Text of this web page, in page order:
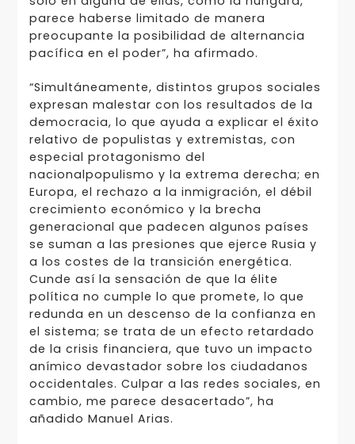
parece haberse limitado de manera
preocupante la posibilidad de alternancia
pacífica en el poder”, ha afirmado.
“Simultáneamente, distintos grupos sociales
expresan malestar con los resultados de la
democracia, lo que ayuda a explicar el éxito
relativo de populistas y extremistas, con
especial protagonismo del
nacionalpopulismo y la extrema derecha; en
Europa, el rechazo a la inmigración, el débil
crecimiento económico y la brecha
generacional que padecen algunos países
se suman a las presiones que ejerce Rusia y
a los costes de la transición energética.
Cunde así la sensación de que la élite
política no cumple lo que promete, lo que
redunda en un descenso de la confianza en
el sistema; se trata de un efecto retardado
de la crisis financiera, que tuvo un impacto
anímico devastador sobre los ciudadanos
occidentales. Culpar a las redes sociales, en
cambio, me parece desacertado”, ha
añadido Manuel Arias.